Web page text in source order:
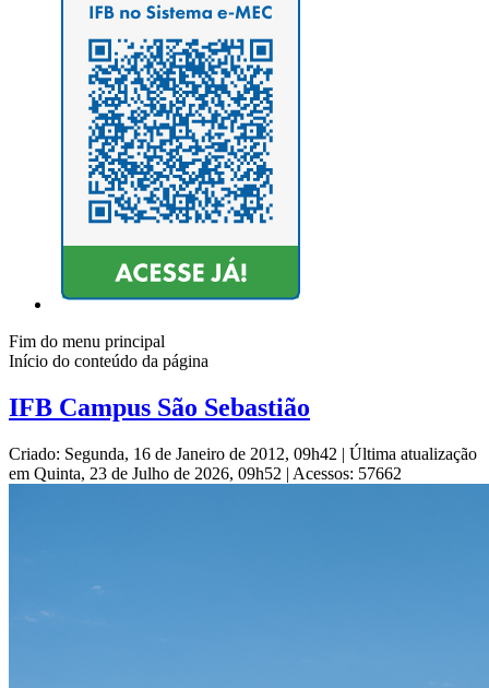
Fim do menu principal
Início do conteúdo da página
IFB Campus São Sebastião
Criado: Segunda, 16 de Janeiro de 2012, 09h42 | Última atualização
em Quinta, 23 de Julho de 2026, 09h52 | Acessos: 57662